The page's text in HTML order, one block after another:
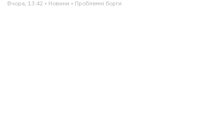
Вчора, 13:42 • Новини • Проблемні борги